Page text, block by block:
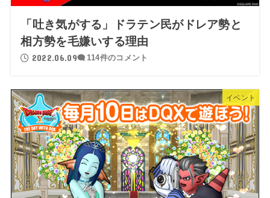
「吐き気がする」ドラテン民がドレア勢と
相方勢を毛嫌いする理由
2022.06.09 114件のコメント
イベント